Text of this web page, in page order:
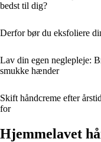
bedst til dig?
Derfor bør du eksfoliere
Lav din egen neglepleje:
smukke hænder
Skift håndcreme efter
for
Hjemmelavet